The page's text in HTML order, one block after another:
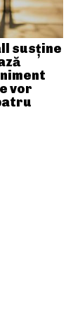
susține
vor